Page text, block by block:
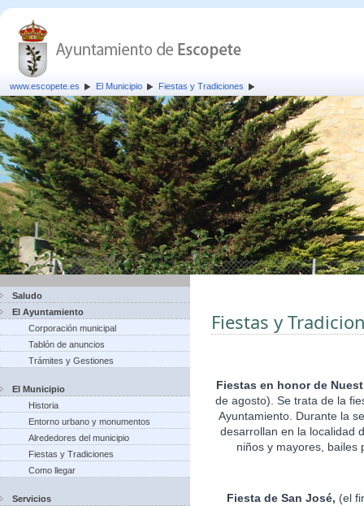
www.escopete.es El Municipio Fiestas y Tradiciones
Saludo
El Ayuntamiento
Corporación municipal
Tablón de anuncios
Trámites y Gestiones
El Municipio
Historia
Entorno urbano y monumentos
Alrededores del municipio
Fiestas y Tradiciones
Como llegar
Servicios
Fiestas y
Fiestas en honor de
de agosto). Se trata de la
Ayuntamiento. Durante la
desarrollan en la localidad
niños y mayores, bailes
Fiesta de San José, (el